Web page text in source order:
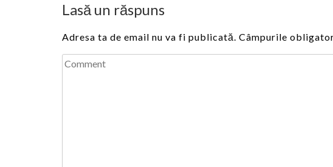
articole
Lasă un răspuns
Adresa ta de email nu va fi publicată. Câmpurile